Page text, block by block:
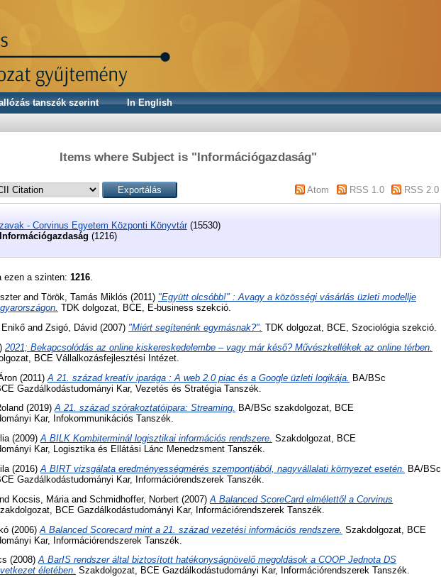
tanszék szerint
In English
Items where Subject is "Információgazdaság"
Atom RSS 1.0 RSS 2.0
- Corvinus Egyetem Központi Könyvtár(15530)
Információgazdaság (1216)
ezen a szinten: 1216.
and Török, Tamás Miklós (2011) "Együtt olcsóbb!" : Avagy a közösségi vásárlás üzleti modellje
TDK dolgozat, BCE, E-business szekció.
and Zsigó, Dávid (2007) "Miért segítenénk egymásnak?". TDK dolgozat, BCE, Szociológia szekció.
2021; Bekapcsolódás az online kiskereskedelembe – vagy már késő? Művészkellékek az online térben.
BCE Vállalkozásfejlesztési Intézet.
(2011) A 21. század kreatív iparága : A web 2.0 piac és a Google üzleti logikája. BA/BSc
Gazdálkodástudományi Kar, Vezetés és Stratégia Tanszék.
(2019)A 21. század szórakoztatóipara: Streaming. BA/BSc szakdolgozat, BCE
Kar, Infokommunikációs Tanszék.
(2009)A BILK Kombiterminál logisztikai információs rendszere. Szakdolgozat, BCE
Kar, Logisztika és Ellátási Lánc Menedzsment Tanszék.
(2016) A BIRT vizsgálata eredményességmérés szempontjából, nagyvállalati környezet esetén.
BA/BSc
Gazdálkodástudományi Kar, Információrendszerek Tanszék.
Kocsis, Mária and Schmidhoffer, Norbert (2007) A Balanced ScoreCard elmélettől a Corvinus
BCE Gazdálkodástudományi Kar, Információrendszerek Tanszék.
(2006) A Balanced Scorecard mint a 21. század vezetési információs rendszere. Szakdolgozat, BCE
Kar, Információrendszerek Tanszék.
(2008)A BarIS rendszer által biztosított hatékonyságnövelő megoldások a COOP Jednota DS
életében. Szakdolgozat, BCE Gazdálkodástudományi Kar, Információrendszerek Tanszék.